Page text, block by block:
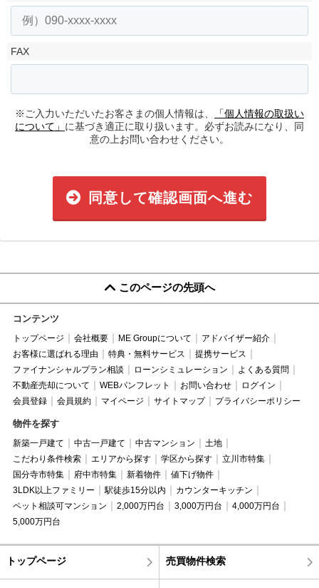
FAX
※ご入力いただいたお客さまの個人情報は、
「個人情報の取扱い
について」 に基づき適正に取り扱います。必ずお読みになり、同
意の上お問い合わせください。
同意して確認画面へ進む
このページの先頭へ
コンテンツ
トップページ 会社概要 ME Groupについて
アドバイザー紹介
お客様に選ばれる理由
特典・無料サービス
提携サービス
ファイナンシャルプラン相談
ローンシミュレーション
よくある質問
不動産売却について
WEBパンフレット お問い合わせ
ログイン
会員登録
会員規約 マイページ サイトマップ プライバシーポリシー
物件を探す
新築一戸建て 中古一戸建て 中古マンション
土地
こだわり条件検索
エリアから探す 学区から探す
立川市特集
国分寺市特集
府中市特集 新着物件
値下げ物件
3LDK以上ファミリー
駅徒歩15分以内
カウンターキッチン
ペット相談可マンション
2,000万円台 3,000万円台
4,000万円台
5,000万円台
トップページ 売買物件検索